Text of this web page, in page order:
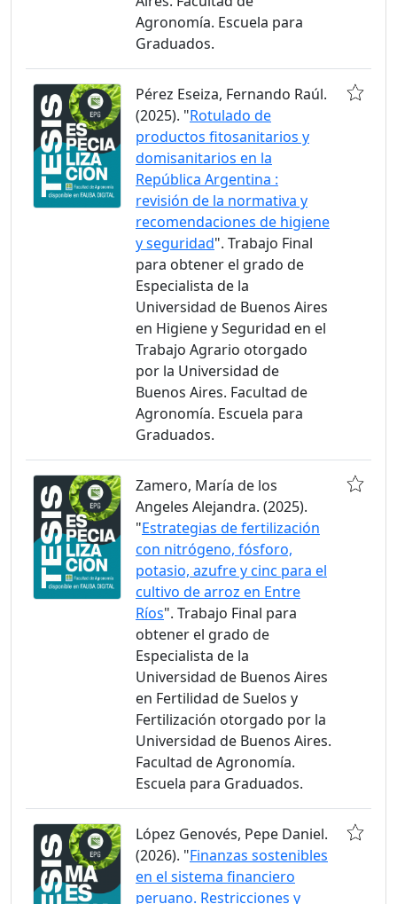
Agronomía. Escuela para
Graduados.
Pérez Eseiza, Fernando Raúl.
(2025). "Rotulado de
productos fitosanitarios y
domisanitarios en la
República Argentina :
revisión de la normativa y
recomendaciones de higiene
y seguridad". Trabajo Final
para obtener el grado de
Especialista de la
Universidad de Buenos Aires
en Higiene y Seguridad en el
Trabajo Agrario otorgado
por la Universidad de
Buenos Aires. Facultad de
Agronomía. Escuela para
Graduados.
Zamero, María de los
Angeles Alejandra. (2025).
"Estrategias de fertilización
con nitrógeno, fósforo,
potasio, azufre y cinc para el
cultivo de arroz en Entre
Ríos". Trabajo Final para
obtener el grado de
Especialista de la
Universidad de Buenos Aires
en Fertilidad de Suelos y
Fertilización otorgado por la
Universidad de Buenos Aires.
Facultad de Agronomía.
Escuela para Graduados.
López Genovés, Pepe Daniel.
(2026). "Finanzas sostenibles
en el sistema financiero
peruano. Restricciones y